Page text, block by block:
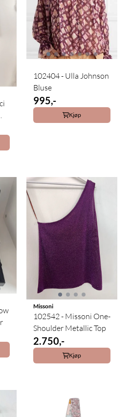
102404 - Ulla Johnson
Bluse
995,-
Kjøp
Missoni
102542 - Missoni One-
Shoulder Metallic Top
2.750,-
Kjøp